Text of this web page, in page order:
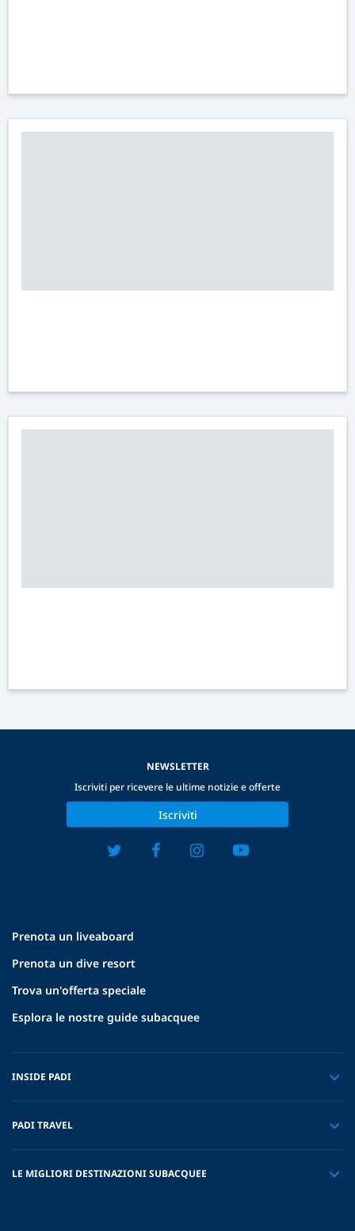
Prenota un liveaboard
Prenota un dive resort
Trova un'offerta speciale
Esplora le nostre guide subacquee
INSIDE PADI
PADI TRAVEL
LE MIGLIORI DESTINAZIONI SUBACQUEE
NEWSLETTER
Iscriviti per ricevere le ultime notizie e offerte
Iscriviti